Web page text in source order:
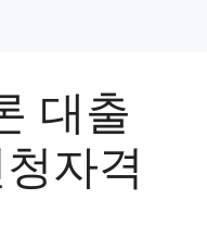
대출
자격